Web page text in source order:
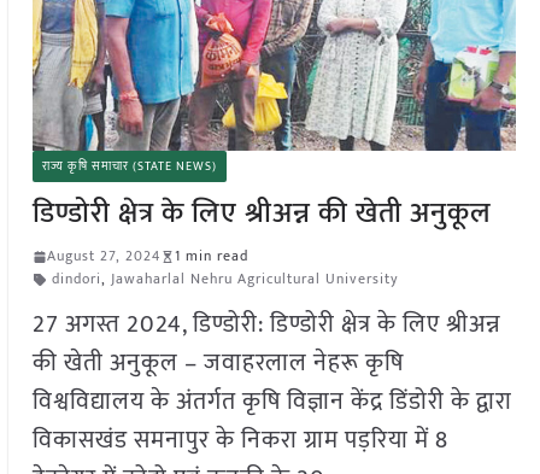
राज्य कृषि समाचार (STATE NEWS)
डिण्डोरी क्षेत्र के लिए श्रीअन्न की खेती अनुकूल
August 27, 2024
1 min read
dindori, Jawaharlal Nehru Agricultural University
27 अगस्त 2024, डिण्डोरी: डिण्डोरी क्षेत्र के लिए श्रीअन्न
की खेती अनुकूल – जवाहरलाल नेहरू कृषि
विश्वविद्यालय के अंतर्गत कृषि विज्ञान केंद्र डिंडोरी के द्वारा
विकासखंड समनापुर के निकरा ग्राम पड़रिया में 8